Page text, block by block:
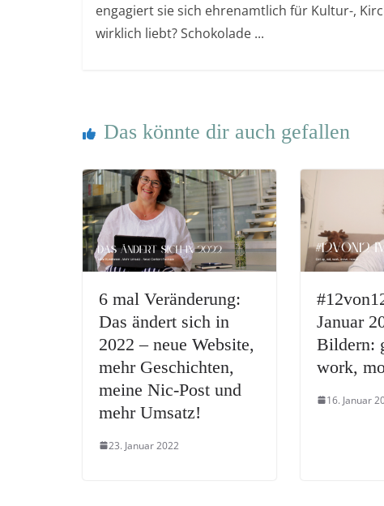
engagiert sie sich ehrenamtlich für Kultur-,
wirklich liebt? Schokolade ...
Das könnte dir auch gefallen
6 mal Veränderung:
Das ändert sich in
2022 – neue Website,
mehr Geschichten,
meine Nic-Post und
mehr Umsatz!
23. Januar 2022
Januar
Bildern:
work,
16. Januar